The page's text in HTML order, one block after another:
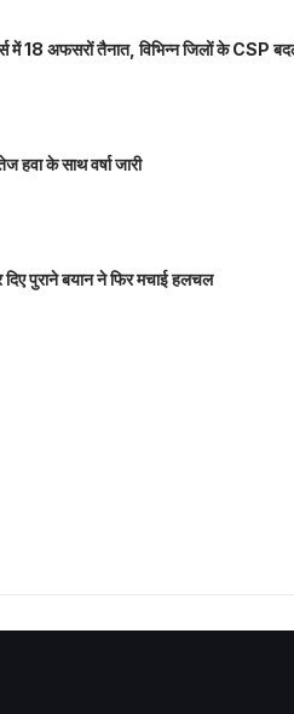
में 18 अफसरों तैनात, विभिन्न जिलों के CSP
के साथ वर्षा जारी
दिए पुराने बयान ने फिर मचाई हलचल